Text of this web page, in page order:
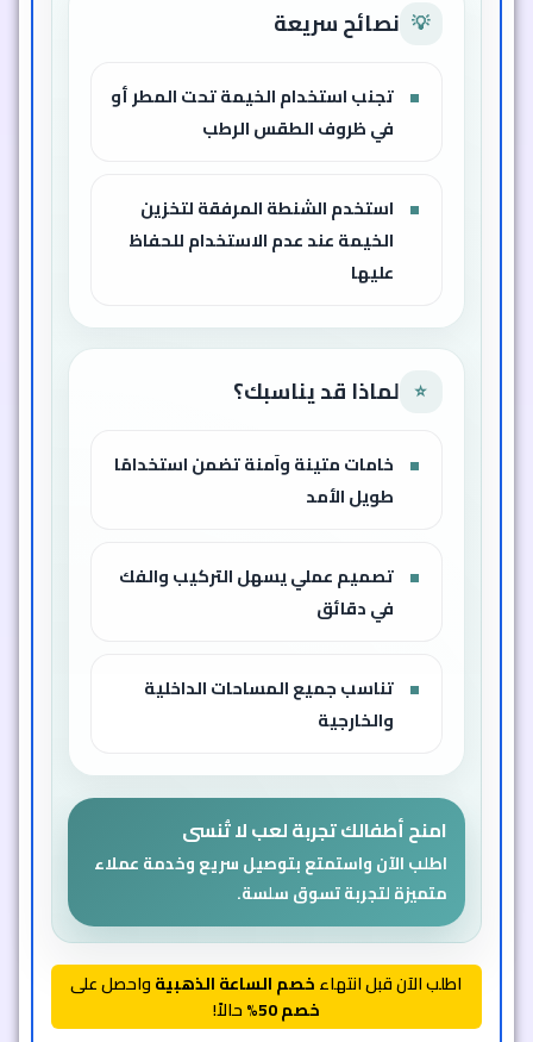
💡 نصائح سريعة
تجنب استخدام الخيمة تحت المطر أو
في ظروف الطقس الرطب
استخدم الشنطة المرفقة لتخزين
الخيمة عند عدم الاستخدام للحفاظ
عليها
⭐ لماذا قد يناسبك؟
خامات متينة وآمنة تضمن استخدامًا
طويل الأمد
تصميم عملي يسهل التركيب والفك
في دقائق
تناسب جميع المساحات الداخلية
والخارجية
امنح أطفالك تجربة لعب لا تُنسى
اطلب الآن واستمتع بتوصيل سريع وخدمة عملاء
متميزة لتجربة تسوق سلسة.
اطلب الآن قبل انتهاءخصم الساعة الذهبيةواحصل على
خصم 50%
حالاً!